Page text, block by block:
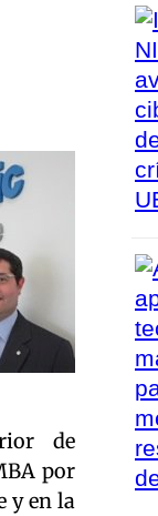
de
por
y en la